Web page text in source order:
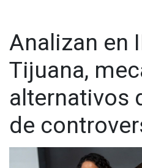
Analizan en
Tijuana,
alternativos
de